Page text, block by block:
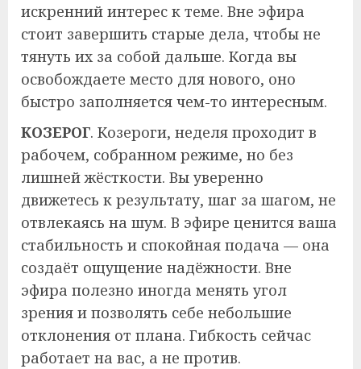
искренний интерес к теме. Вне эфира
стоит завершить старые дела, чтобы не
тянуть их за собой дальше. Когда вы
освобождаете место для нового, оно
быстро заполняется чем-то интересным.
КОЗЕРОГ. Козероги, неделя проходит в
рабочем, собранном режиме, но без
лишней жёсткости. Вы уверенно
движетесь к результату, шаг за шагом, не
отвлекаясь на шум. В эфире ценится ваша
стабильность и спокойная подача — она
создаёт ощущение надёжности. Вне
эфира полезно иногда менять угол
зрения и позволять себе небольшие
отклонения от плана. Гибкость сейчас
работает на вас, а не против.